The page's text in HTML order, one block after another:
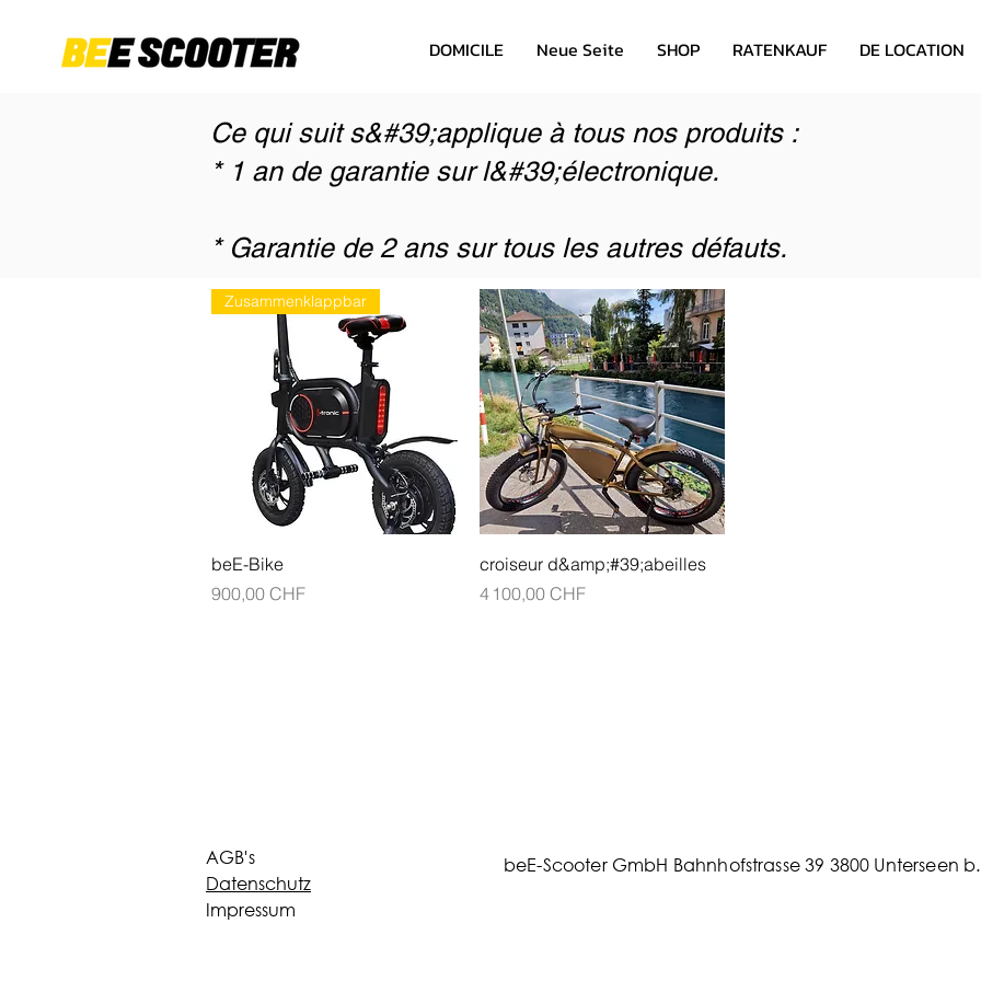
DOMICILE Neue Seite SHOP RATENKAUF DE LOCATION
Ce qui suit s&#39;applique à tous nos produits :
* 1 an de garantie sur l&#39;électronique.
* Garantie de 2 ans sur tous les autres défauts.
Aperçu rapide
Zusammenklappbar
beE-Bike
Prix
900,00 CHF
Aperçu rapide
croiseur d&amp;#39;abeilles
Prix
4 100,00 CHF
AGB's
Datenschutz
beE-Scooter GmbH Bahnhofstrasse 39 3800 Unterseen
Impressum